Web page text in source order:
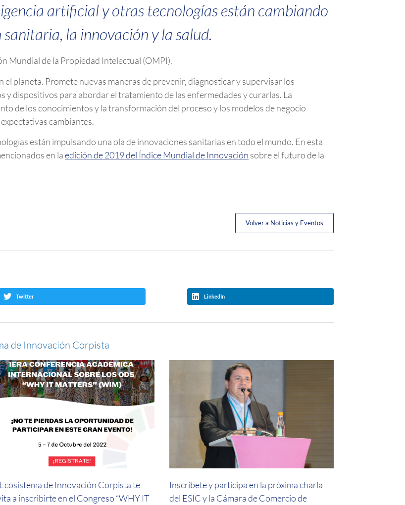
artificial y otras tecnologías están cambiando
la innovación y la salud.
Mundial de la Propiedad Intelectual (OMPI).
el planeta. Promete nuevas maneras de prevenir, diagnosticar y supervisar los
y dispositivos para abordar el tratamiento de las enfermedades y curarlas. La
de los conocimientos y la transformación del proceso y los modelos de negocio
cambiantes.
están impulsando una ola de innovaciones sanitarias en todo el mundo. En esta
en laedición de 2019 del Índice Mundial de Innovación sobre el futuro de la
Volver a Noticias y Eventos
Twitter LinkedIn
de Innovación Corpista
de Innovación Corpista te
a inscribirte en el Congreso “WHY IT
Inscríbete y participa en la próxima charla
del ESIC y la Cámara de Comercio de